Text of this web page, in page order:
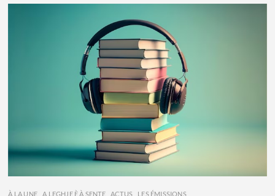
À LA UNE A LEGHJE È À SENTE ACTUS LES ÉMISSIONS